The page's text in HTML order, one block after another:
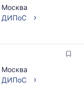
Москва
ДИПоС
›
Москва
ДИПоС
›